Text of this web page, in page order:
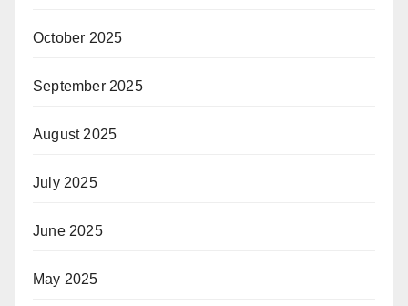
October 2025
September 2025
August 2025
July 2025
June 2025
May 2025